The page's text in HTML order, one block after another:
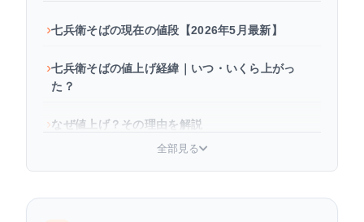
七兵衛そばの現在の値段【2026年5月最新】
七兵衛そばの値上げ経緯｜いつ・いくら上がっ
た？
なぜ値上げ？その理由を解説
七兵衛そば 基本情報（2026年版）
全部見る